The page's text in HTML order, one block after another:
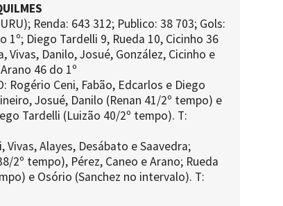
Renda: 643 312; Publico: 38 703; Gols:
1º; Diego Tardelli 9, Rueda 10, Cicinho 36
Vivas, Danilo, Josué, González, Cicinho e
46 do 1º
Rogério Ceni, Fabão, Edcarlos e Diego
Josué, Danilo (Renan 41/2º tempo) e
Tardelli (Luizão 40/2º tempo). T:
Vivas, Alayes, Desábato e Saavedra;
2º tempo), Pérez, Caneo e Arano; Rueda
e Osório (Sanchez no intervalo). T: